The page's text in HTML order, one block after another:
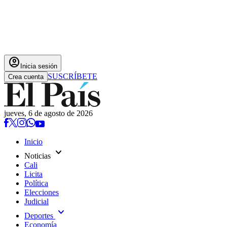
account_circle Inicia sesión
Crea cuenta SUSCRÍBETE
jueves, 6 de agosto de 2026
Inicio
Noticias expand_more
Cali
Licita
Política
Elecciones
Judicial
Deportes expand_more
Economía